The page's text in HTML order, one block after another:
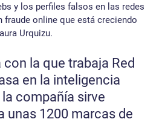
y los perfiles falsos en las redes
fraude online que está creciendo
Urquizu.
la que trabaja Red
en la inteligencia
compañía sirve
unas 1200 marcas de